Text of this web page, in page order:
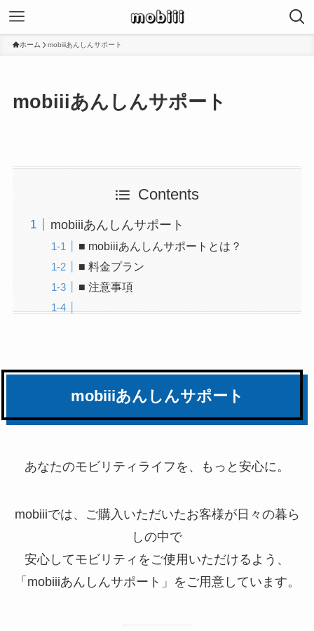
ホーム mobiiiあんしんサポート
mobiiiあんしんサポート
Contents
mobiiiあんしんサポート
■ mobiiiあんしんサポートとは？
■ 料金プラン
■ 注意事項
mobiiiあんしんサポート
あなたのモビリティライフを、もっと安心に。
mobiiiでは、ご購入いただいたお客様が日々の暮ら
しの中で
安心してモビリティをご使用いただけるよう、
「mobiiiあんしんサポート」をご用意しています。